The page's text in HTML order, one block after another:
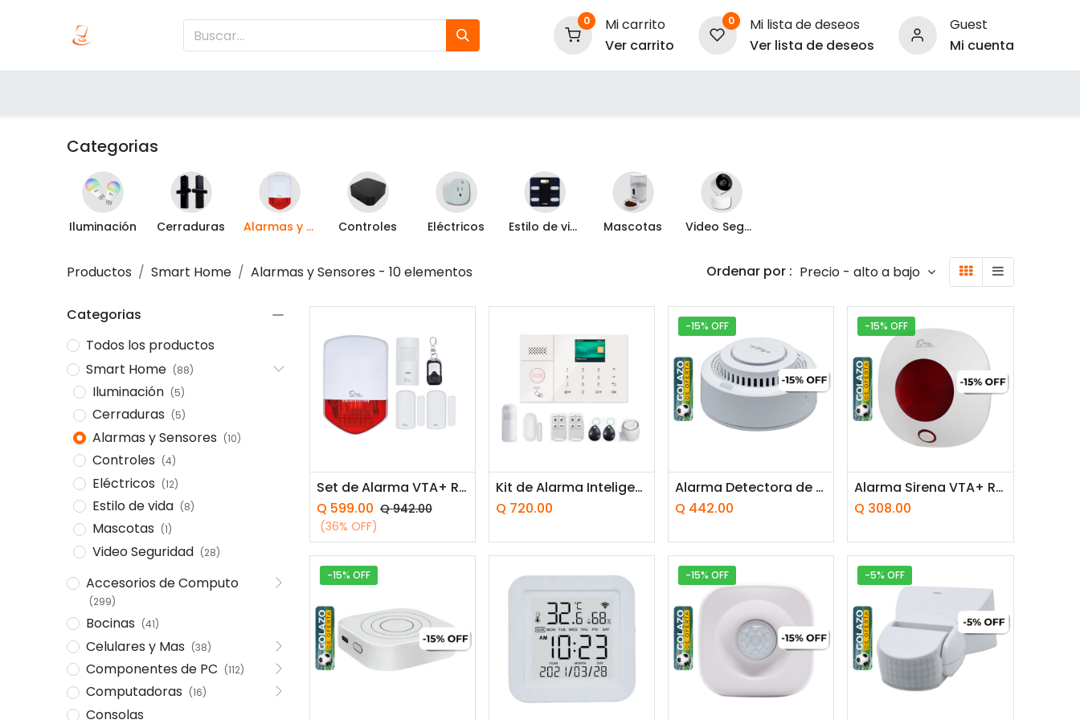
0
Mi carrito
Ver carrito
0
Mi lista de deseos
Ver lista de deseos
Guest
Mi cuenta
Categorias
Iluminación Cerraduras Alarmas y Sensores Controles Eléctricos Estilo de vida Mascotas Video Seguridad
Productos Smart Home Alarmas y Sensores - 10 elementos Ordenar por : Precio - alto a bajo
Categorias
Todos los productos
Smart Home (88)
Iluminación (5)
Cerraduras (5)
Alarmas y Sensores (10)
Controles (4)
Eléctricos (12)
Estilo de vida (8)
Mascotas (1)
Video Seguridad (28)
Accesorios de Computo
(299)
Bocinas (41)
Celulares y Mas (38)
Componentes de PC (112)
Computadoras (16)
Consolas
Añadir a la cesta Set de Alarma VTA+ Rank con Sirena + 3 Sensores Smart Home Wi-Fi
Q 599.00 Q942.00
(36% OFF)
Añadir a la cestaKit de Alarma Inteligente VTA+ Alarm System Pentagon
Q 720.00
-15% OFF
Añadir a la cesta Alarma Detectora de Humo VTA+ 84592 Tide II con Alarma Sonora Smart Home Wi-Fi
Q 442.00
-15% OFF
Añadir a la cesta Alarma Sirena VTA+ Root SmartHome Wi-Fi
Q 308.00
-15% OFF -15% OFF -5% OFF